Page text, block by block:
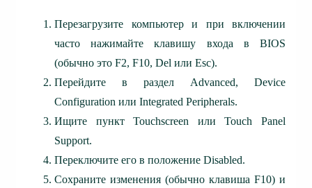
Перезагрузите компьютер и при включении
часто нажимайте клавишу входа в BIOS
(обычно это F2, F10, Del или Esc).
Перейдите в раздел Advanced, Device
Configuration или Integrated Peripherals.
Ищите пункт Touchscreen или Touch Panel
Support.
Переключите его в положение Disabled.
Сохраните изменения (обычно клавиша F10) и